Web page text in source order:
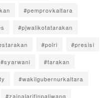
#pemprovkaltara
#pjwalikotatarakan
#polri #presisi
#syarwani #tarakan
#wakilgubernurkaltara
#zainalarifinpaliwang